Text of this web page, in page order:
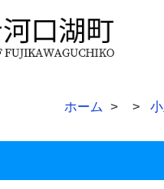
ホーム